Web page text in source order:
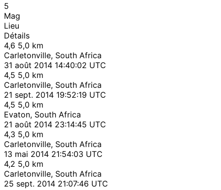
5
Mag
Lieu
Détails
4,6 5,0 km
Carletonville, South Africa
31 août 2014 14:40:02 UTC
4,5 5,0 km
Carletonville, South Africa
21 sept. 2014 19:52:19 UTC
4,5 5,0 km
Evaton, South Africa
21 août 2014 23:14:45 UTC
4,3 5,0 km
Carletonville, South Africa
13 mai 2014 21:54:03 UTC
4,2 5,0 km
Carletonville, South Africa
25 sept. 2014 21:07:46 UTC